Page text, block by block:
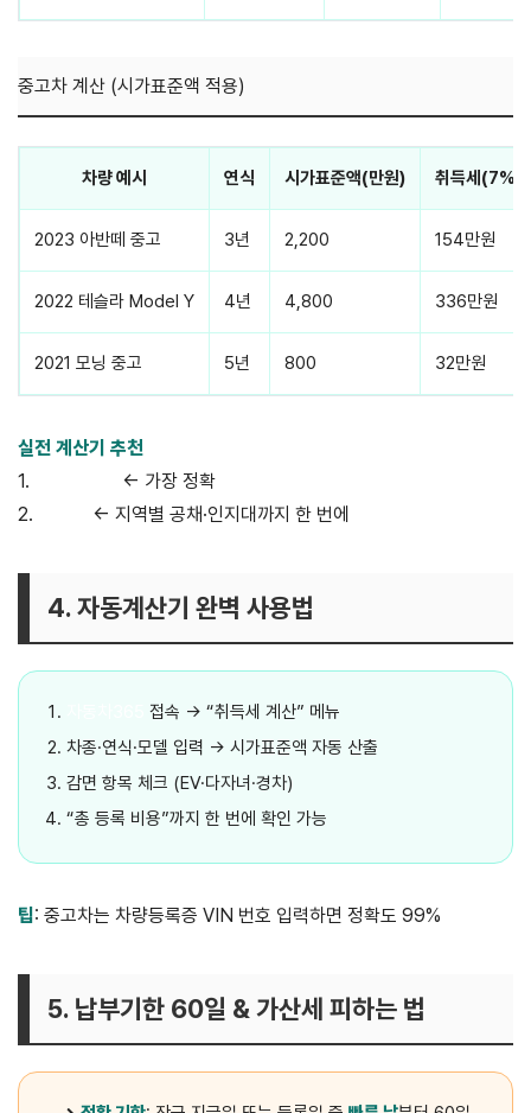
중고차 계산 (시가표준액 적용)
차량 예시 연식 시가표준액(만원) 취득세(7%)
2023 아반떼 중고 3년 2,200 154만원
2022 테슬라 Model Y 4년 4,800 336만원
2021 모닝 중고 5년 800 32만원
실전 계산기 추천
1.
← 가장 정확
2.
← 지역별 공채·인지대까지 한 번에
4. 자동계산기 완벽 사용법
접속 → “취득세 계산” 메뉴
차종·연식·모델 입력 → 시가표준액 자동 산출
감면 항목 체크 (EV·다자녀·경차)
“총 등록 비용”까지 한 번에 확인 가능
팁: 중고차는 차량등록증 VIN 번호 입력하면 정확도 99%
5. 납부기한 60일 & 가산세 피하는 법